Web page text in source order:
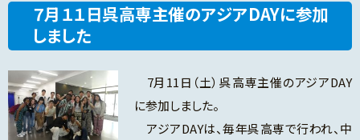
７月１１日呉高専主催のアジアDAYに参加
しました
7月11日（土）呉高専主催のアジアDAY
に参加しました。
アジアDAYは、毎年呉高専で行われ、中